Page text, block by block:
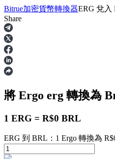
合約
Bitrue加密貨幣轉換器ERG 兌入
Share
將 Ergo erg 轉換為
1 ERG = R$0 BRL
ERG 到 BRL：1 Ergo 轉換為